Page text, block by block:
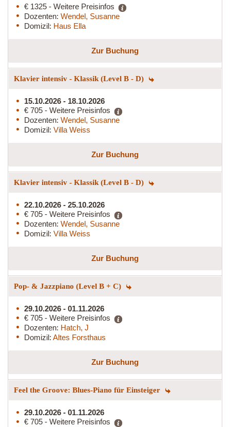
€ 1325 - Weitere Preisinfos
Dozenten: Wendel, Susanne
Domizil: Haus Ella
Zur Buchung
Klavier intensiv - Klassik (Level B - D)
15.10.2026 - 18.10.2026
€ 705 - Weitere Preisinfos
Dozenten: Wendel, Susanne
Domizil: Villa Weiss
Zur Buchung
Klavier intensiv - Klassik (Level B - D)
22.10.2026 - 25.10.2026
€ 705 - Weitere Preisinfos
Dozenten: Wendel, Susanne
Domizil: Villa Weiss
Zur Buchung
Pop- & Jazzpiano (Level B + C)
29.10.2026 - 01.11.2026
€ 705 - Weitere Preisinfos
Dozenten: Hatch, J
Domizil: Altes Forsthaus
Zur Buchung
Feel the Groove: Blues-Piano für Einsteiger
29.10.2026 - 01.11.2026
€ 705 - Weitere Preisinfos